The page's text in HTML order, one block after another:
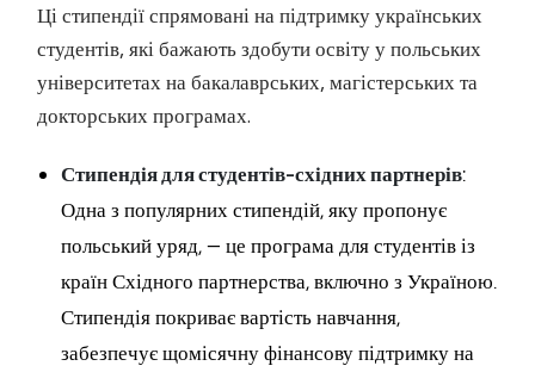
Ці стипендії спрямовані на підтримку українських
студентів, які бажають здобути освіту у польських
університетах на бакалаврських, магістерських та
докторських програмах.
Стипендія для студентів-східних партнерів:
Одна з популярних стипендій, яку пропонує
польський уряд, — це програма для студентів із
країн Східного партнерства, включно з Україною.
Стипендія покриває вартість навчання,
забезпечує щомісячну фінансову підтримку на